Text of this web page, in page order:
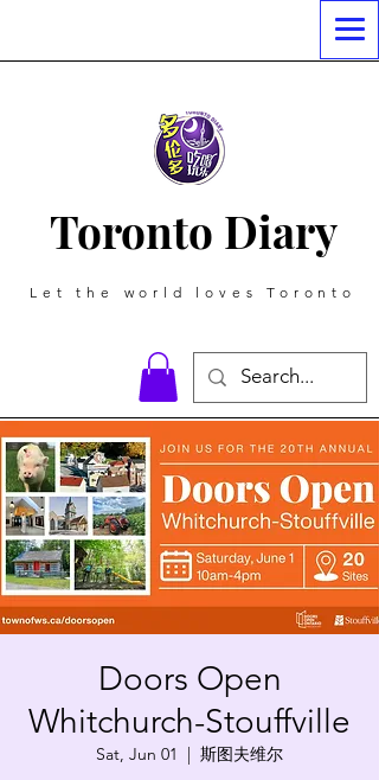
Toronto Diary
Let the world loves Toronto
Doors Open
Whitchurch-Stouffville
Sat, Jun 01
  |
斯图夫维尔